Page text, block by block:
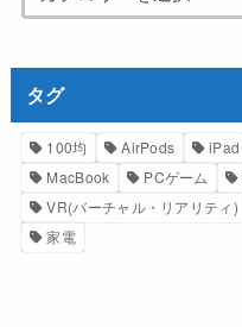
タグ
100均 AirPods iPad
MacBook
PCゲーム
VR(バーチャル・リアリティ)
家電